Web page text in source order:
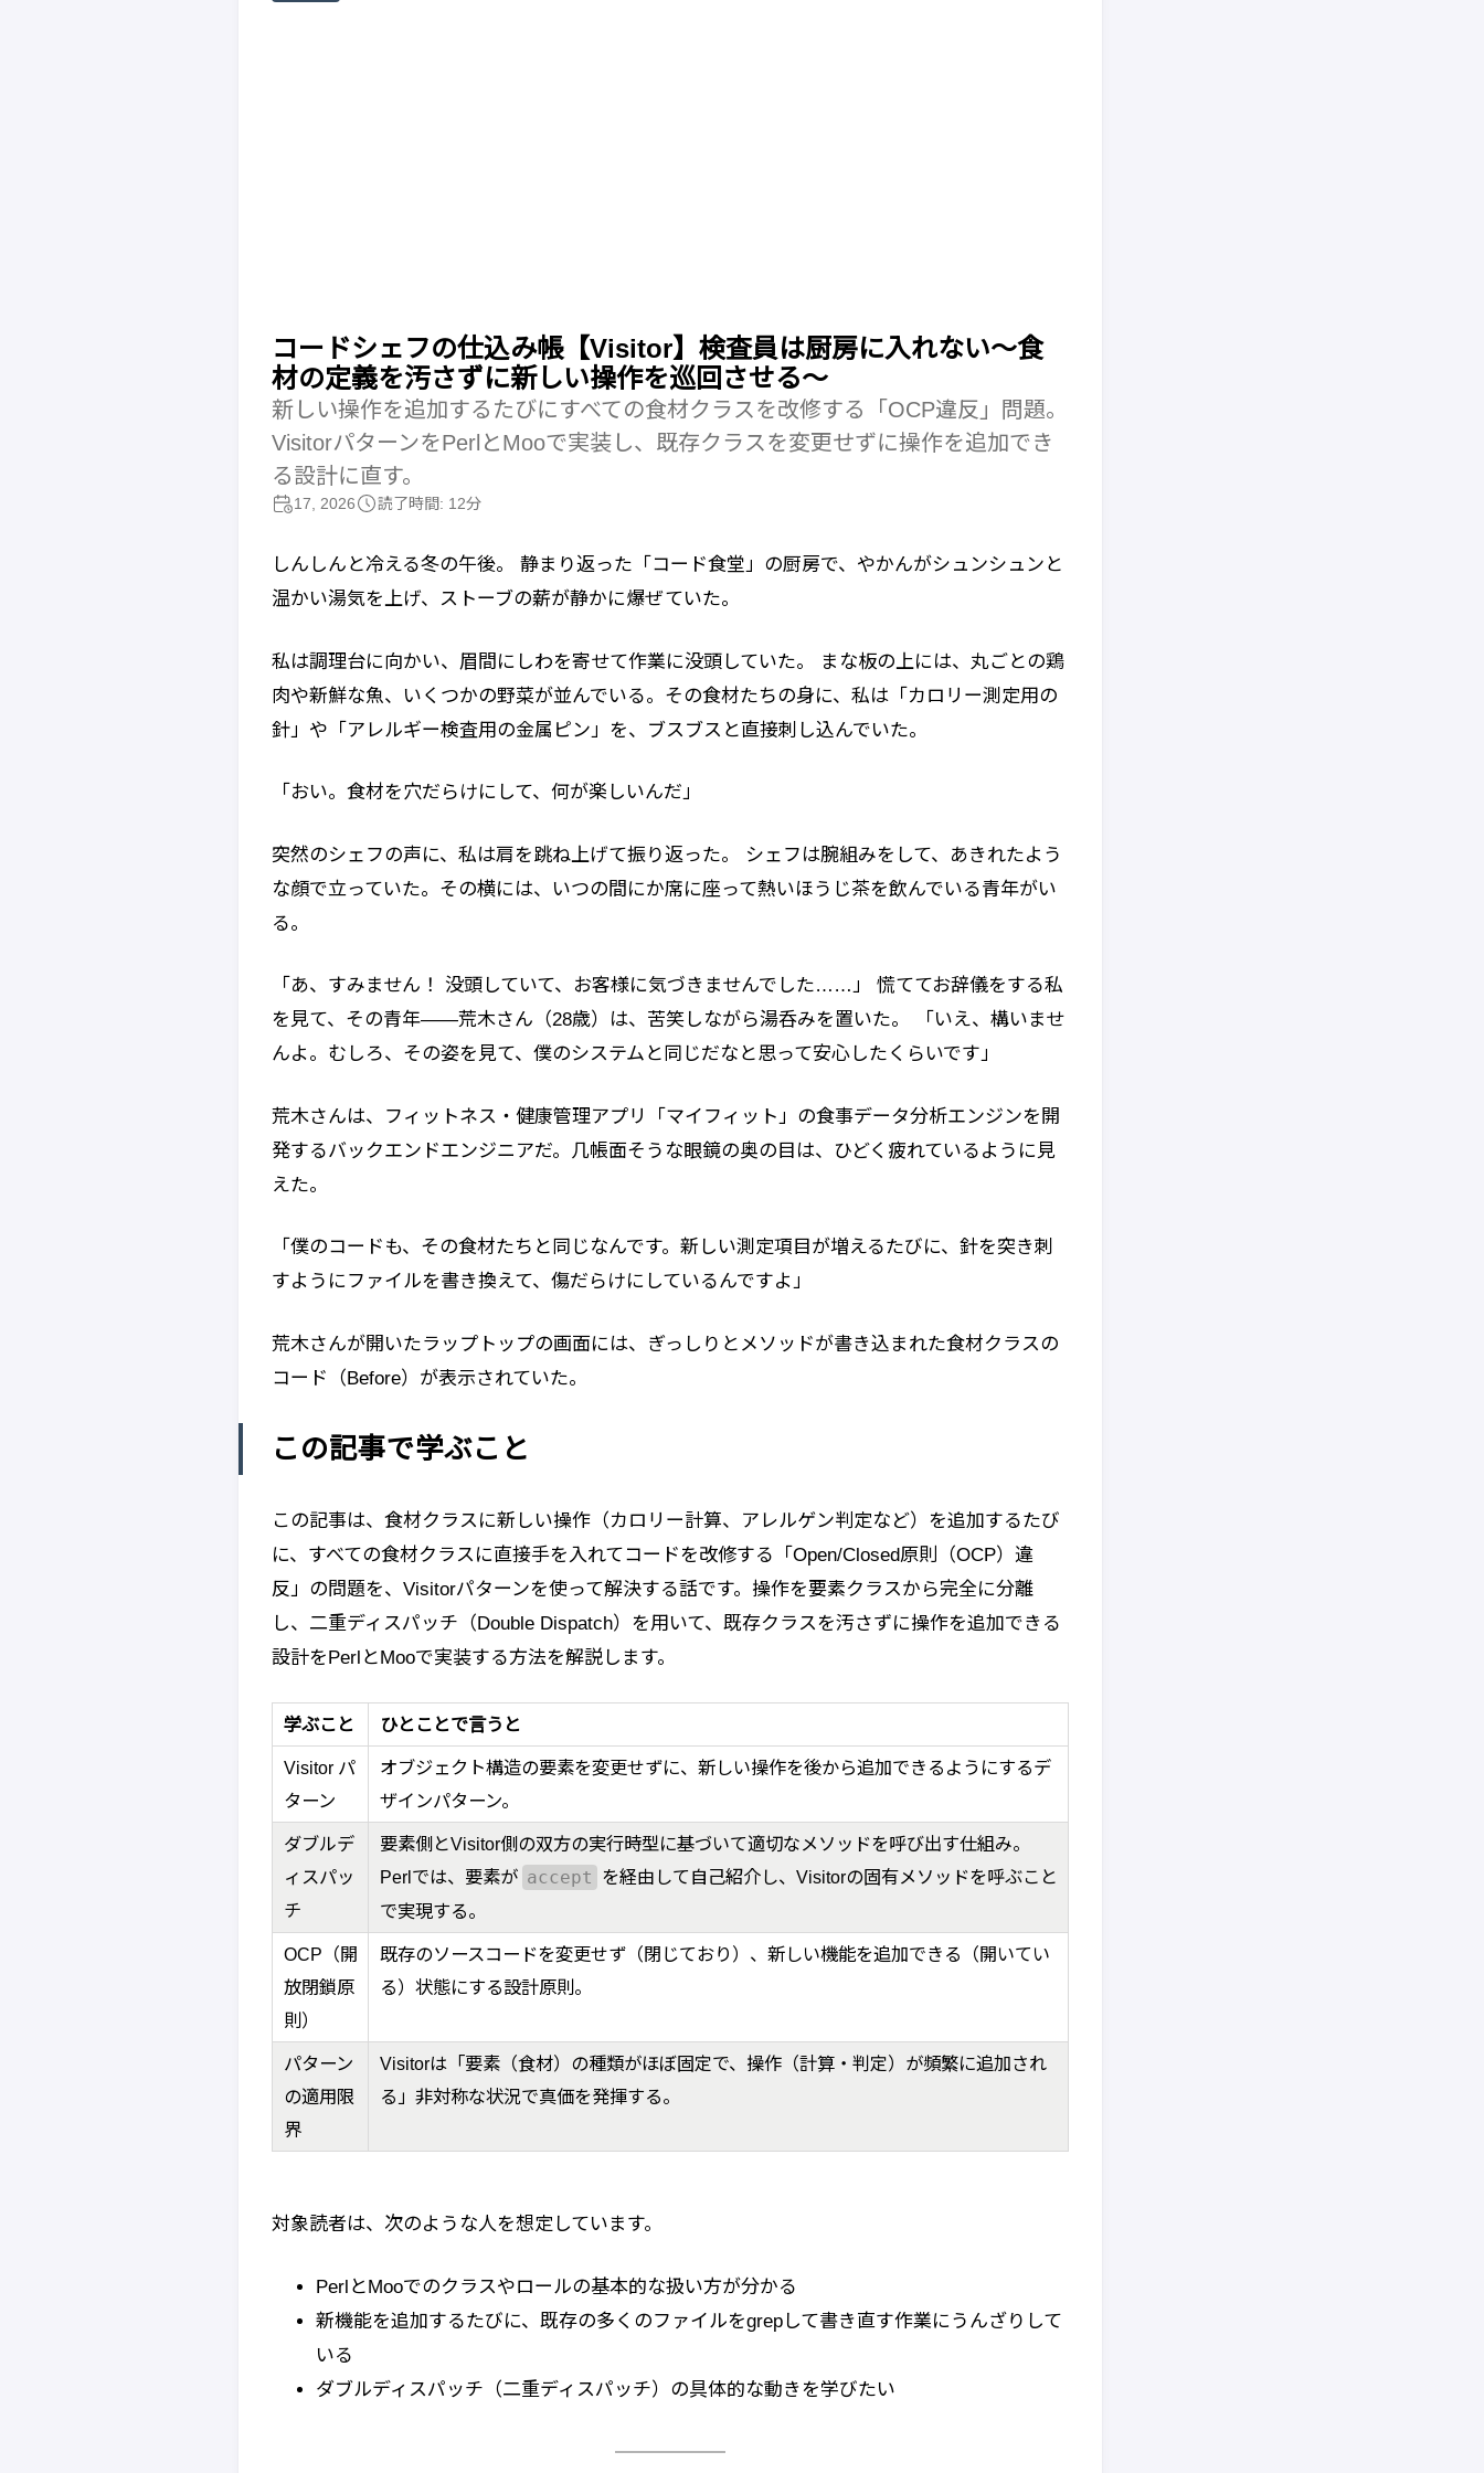
コードシェフの仕込み帳【Visitor】検査員は厨房に入れない〜食
材の定義を汚さずに新しい操作を巡回させる〜
新しい操作を追加するたびにすべての食材クラスを改修する「OCP違反」問題。
VisitorパターンをPerlとMooで実装し、既存クラスを変更せずに操作を追加でき
る設計に直す。
17, 2026 読了時間: 12分
しんしんと冷える冬の午後。 静まり返った「コード食堂」の厨房で、やかんがシュンシュンと
温かい湯気を上げ、ストーブの薪が静かに爆ぜていた。
私は調理台に向かい、眉間にしわを寄せて作業に没頭していた。 まな板の上には、丸ごとの鶏
肉や新鮮な魚、いくつかの野菜が並んでいる。その食材たちの身に、私は「カロリー測定用の
針」や「アレルギー検査用の金属ピン」を、ブスブスと直接刺し込んでいた。
「おい。食材を穴だらけにして、何が楽しいんだ」
突然のシェフの声に、私は肩を跳ね上げて振り返った。 シェフは腕組みをして、あきれたよう
な顔で立っていた。その横には、いつの間にか席に座って熱いほうじ茶を飲んでいる青年がい
る。
「あ、すみません！ 没頭していて、お客様に気づきませんでした……」 慌ててお辞儀をする私
を見て、その青年——荒木さん（28歳）は、苦笑しながら湯呑みを置いた。 「いえ、構いませ
んよ。むしろ、その姿を見て、僕のシステムと同じだなと思って安心したくらいです」
荒木さんは、フィットネス・健康管理アプリ「マイフィット」の食事データ分析エンジンを開
発するバックエンドエンジニアだ。几帳面そうな眼鏡の奥の目は、ひどく疲れているように見
えた。
「僕のコードも、その食材たちと同じなんです。新しい測定項目が増えるたびに、針を突き刺
すようにファイルを書き換えて、傷だらけにしているんですよ」
荒木さんが開いたラップトップの画面には、ぎっしりとメソッドが書き込まれた食材クラスの
コード（Before）が表示されていた。
この記事で学ぶこと
この記事は、食材クラスに新しい操作（カロリー計算、アレルゲン判定など）を追加するたび
に、すべての食材クラスに直接手を入れてコードを改修する「Open/Closed原則（OCP）違
反」の問題を、Visitorパターンを使って解決する話です。操作を要素クラスから完全に分離
し、二重ディスパッチ（Double Dispatch）を用いて、既存クラスを汚さずに操作を追加できる
設計をPerlとMooで実装する方法を解説します。
学ぶこと ひとことで言うと
Visitor パ
ターン
オブジェクト構造の要素を変更せずに、新しい操作を後から追加できるようにするデ
ザインパターン。
ダブルデ
ィスパッ
チ
要素側とVisitor側の双方の実行時型に基づいて適切なメソッドを呼び出す仕組み。
Perlでは、要素が accept
を経由して自己紹介し、Visitorの固有メソッドを呼ぶこと
で実現する。
OCP（開
放閉鎖原
則）
既存のソースコードを変更せず（閉じており）、新しい機能を追加できる（開いてい
る）状態にする設計原則。
パターン
の適用限
界
Visitorは「要素（食材）の種類がほぼ固定で、操作（計算・判定）が頻繁に追加され
る」非対称な状況で真価を発揮する。
対象読者は、次のような人を想定しています。
PerlとMooでのクラスやロールの基本的な扱い方が分かる
新機能を追加するたびに、既存の多くのファイルをgrepして書き直す作業にうんざりして
いる
ダブルディスパッチ（二重ディスパッチ）の具体的な動きを学びたい